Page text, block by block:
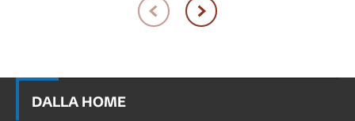
DALLA HOME